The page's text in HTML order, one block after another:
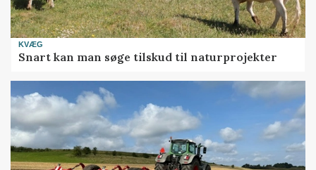
KVÆG
Snart kan man søge tilskud til naturprojekter